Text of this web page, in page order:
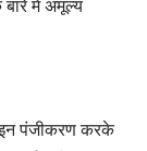
बारे में अमूल्य
पंजीकरण करके